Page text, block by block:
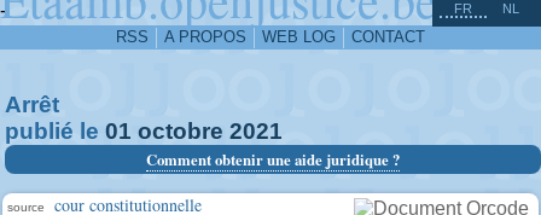
-
RSS A PROPOS WEB LOG CONTACT
FR NL
Arrêt
publié le 01 octobre 2021
Comment obtenir une aide juridique ?
source cour constitutionnelle
^